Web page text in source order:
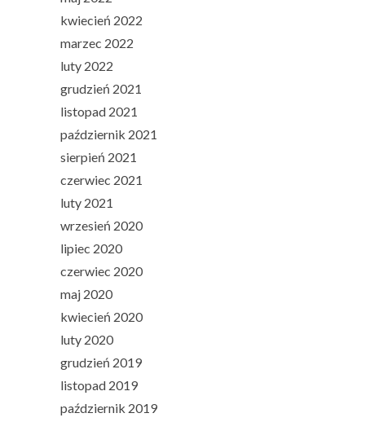
kwiecień 2022
marzec 2022
luty 2022
grudzień 2021
listopad 2021
październik 2021
sierpień 2021
czerwiec 2021
luty 2021
wrzesień 2020
lipiec 2020
czerwiec 2020
maj 2020
kwiecień 2020
luty 2020
grudzień 2019
listopad 2019
październik 2019